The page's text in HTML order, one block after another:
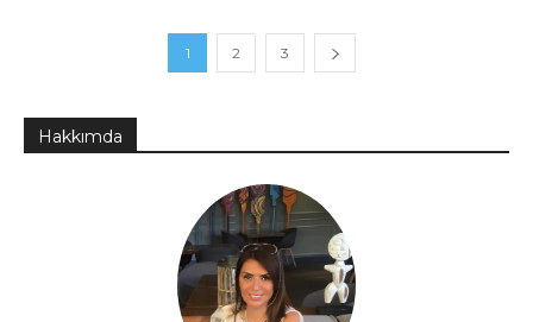
1 2 3
Hakkımda